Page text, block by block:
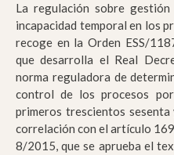
La regulación sobre
incapacidad temporal en los
recoge en la Orden ESS/
que desarrolla el Real
norma reguladora de
control de los procesos
primeros trescientos sesenta
correlación con el artículo
8/2015, que se aprueba el